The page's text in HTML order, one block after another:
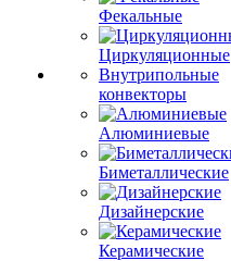
Фекальные
Циркуляционные
Внутрипольные
конвекторы
Алюминиевые
Биметаллические
Дизайнерские
Керамические